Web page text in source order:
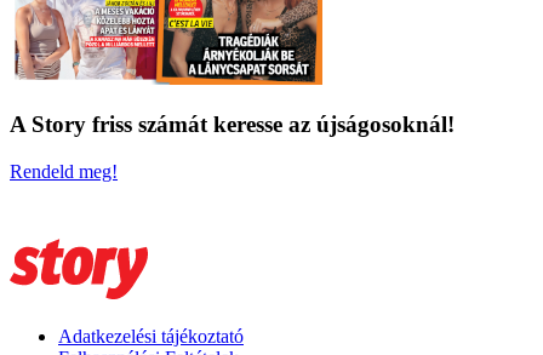
A Story friss számát keresse az újságosoknál!
Rendeld meg!
Adatkezelési tájékoztató